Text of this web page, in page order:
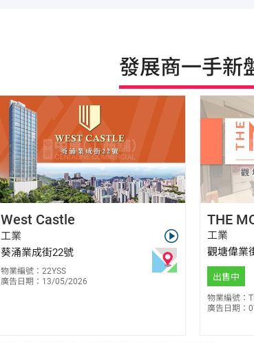
發展商一手新
E-047275
West Castle
工業
葵涌業成街22號
物業編號：22YSS
廣告日期：13/05/2026
THE
工業
觀塘偉業
出售中
物業編號：
廣告日期：